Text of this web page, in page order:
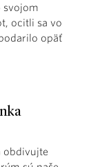
svojom
ocitli sa vo
opäť
obdivujte